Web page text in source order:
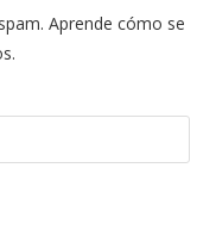
Aprende cómo se